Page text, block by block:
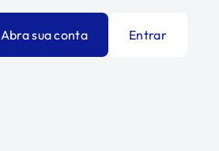
Abra sua conta Entrar